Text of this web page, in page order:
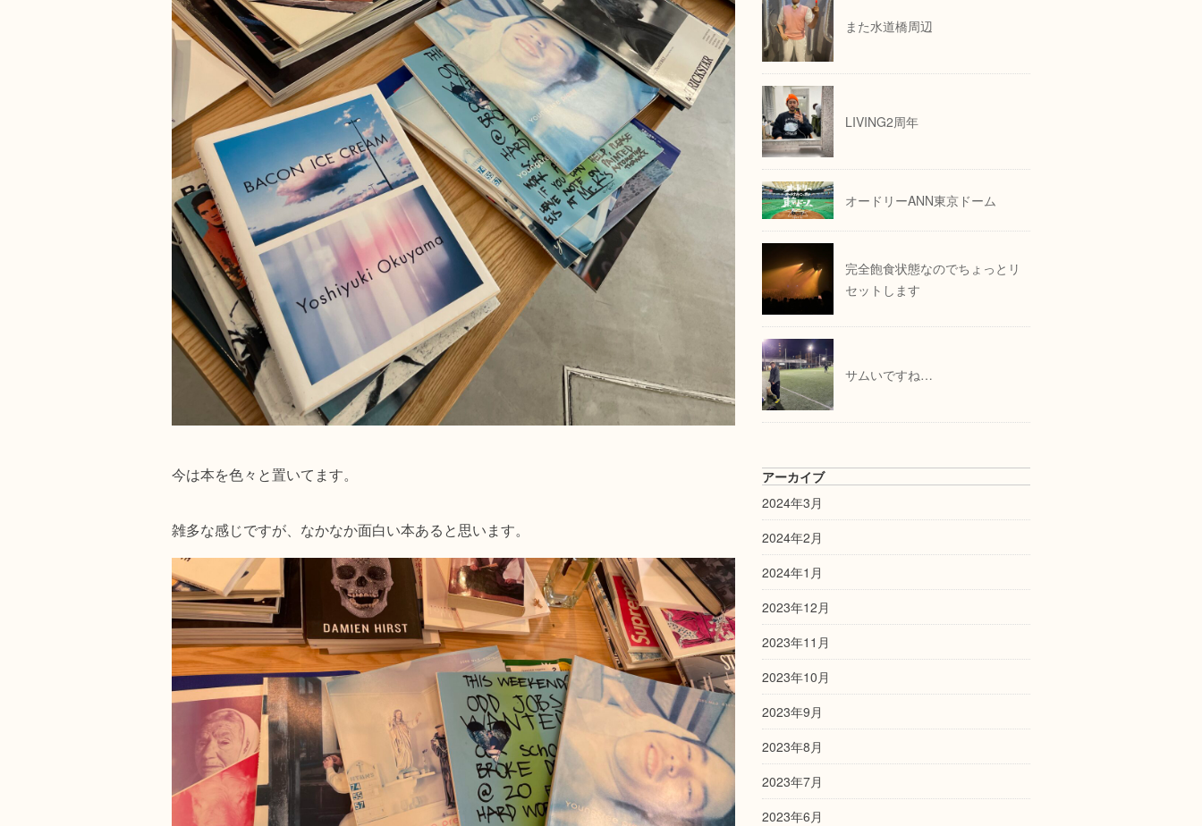
今は本を色々と置いてます。
雑多な感じですが、なかなか面白い本あると思います。
また水道橋周辺
LIVING2周年
オードリーANN東京ドーム
完全飽食状態なのでちょっとリ
セットします
サムいですね…
アーカイブ
2024年3月
2024年2月
2024年1月
2023年12月
2023年11月
2023年10月
2023年9月
2023年8月
2023年7月
2023年6月